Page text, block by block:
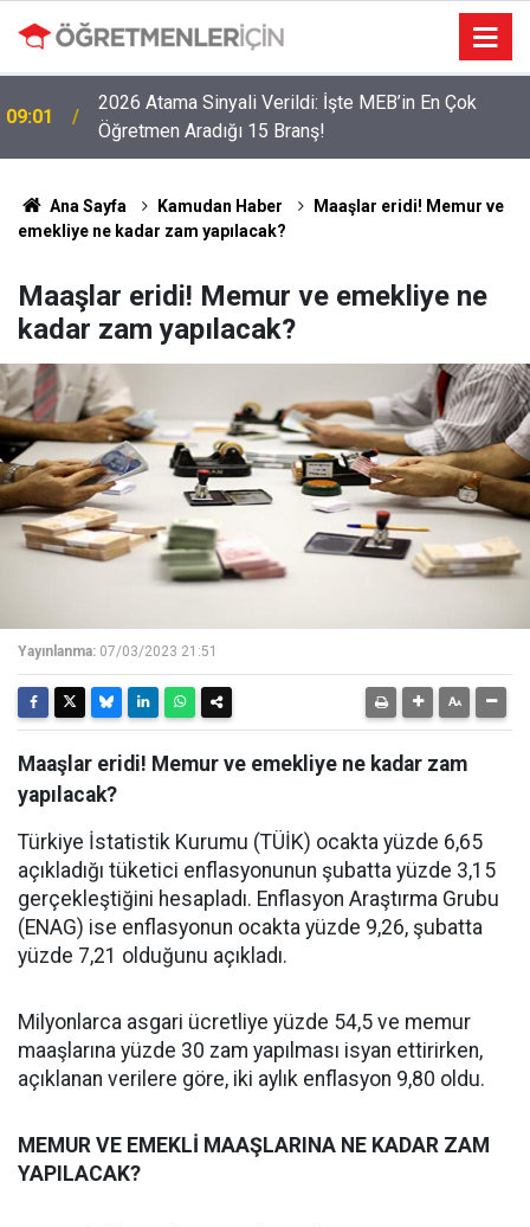
19:00
LGS Nakillerinde Büyük Risk: Gözde Liselerde
Kontenjanlar Bitti, Rekabet Tavan Yaptı!
Ana Sayfa Kamudan Haber
Maaşlar eridi! Memur ve
emekliye ne kadar zam yapılacak?
Maaşlar eridi! Memur ve emekliye ne
kadar zam yapılacak?
Yayınlanma: 07/03/2023 21:51
Maaşlar eridi! Memur ve emekliye ne kadar zam
yapılacak?
Türkiye İstatistik Kurumu (TÜİK) ocakta yüzde 6,65
açıkladığı tüketici enflasyonunun şubatta yüzde 3,15
gerçekleştiğini hesapladı. Enflasyon Araştırma Grubu
(ENAG) ise enflasyonun ocakta yüzde 9,26, şubatta
yüzde 7,21 olduğunu açıkladı.
Milyonlarca asgari ücretliye yüzde 54,5 ve memur
maaşlarına yüzde 30 zam yapılması isyan ettirirken,
açıklanan verilere göre, iki aylık enflasyon 9,80 oldu.
MEMUR VE EMEKLİ MAAŞLARINA NE KADAR ZAM
YAPILACAK?